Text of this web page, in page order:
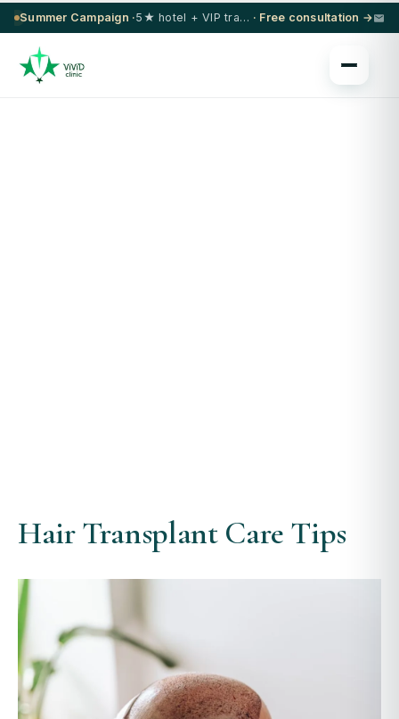
Summer Campaign · 5★ hotel + VIP transfer on select procedures · Free consultation →
Hair Transplant Care Tips